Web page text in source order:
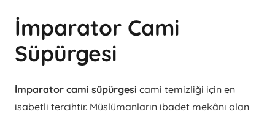
İmparator Cami
Süpürgesi
İmparator cami süpürgesi cami temizliği için en
isabetli tercihtir. Müslümanların ibadet mekânı olan